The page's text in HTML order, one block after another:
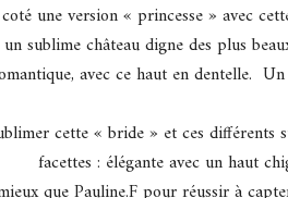
coté une version « princesse » avec
un sublime château digne des plus
avec ce haut en dentelle.
cette « bride » et ces différents
facettes : élégante avec un haut